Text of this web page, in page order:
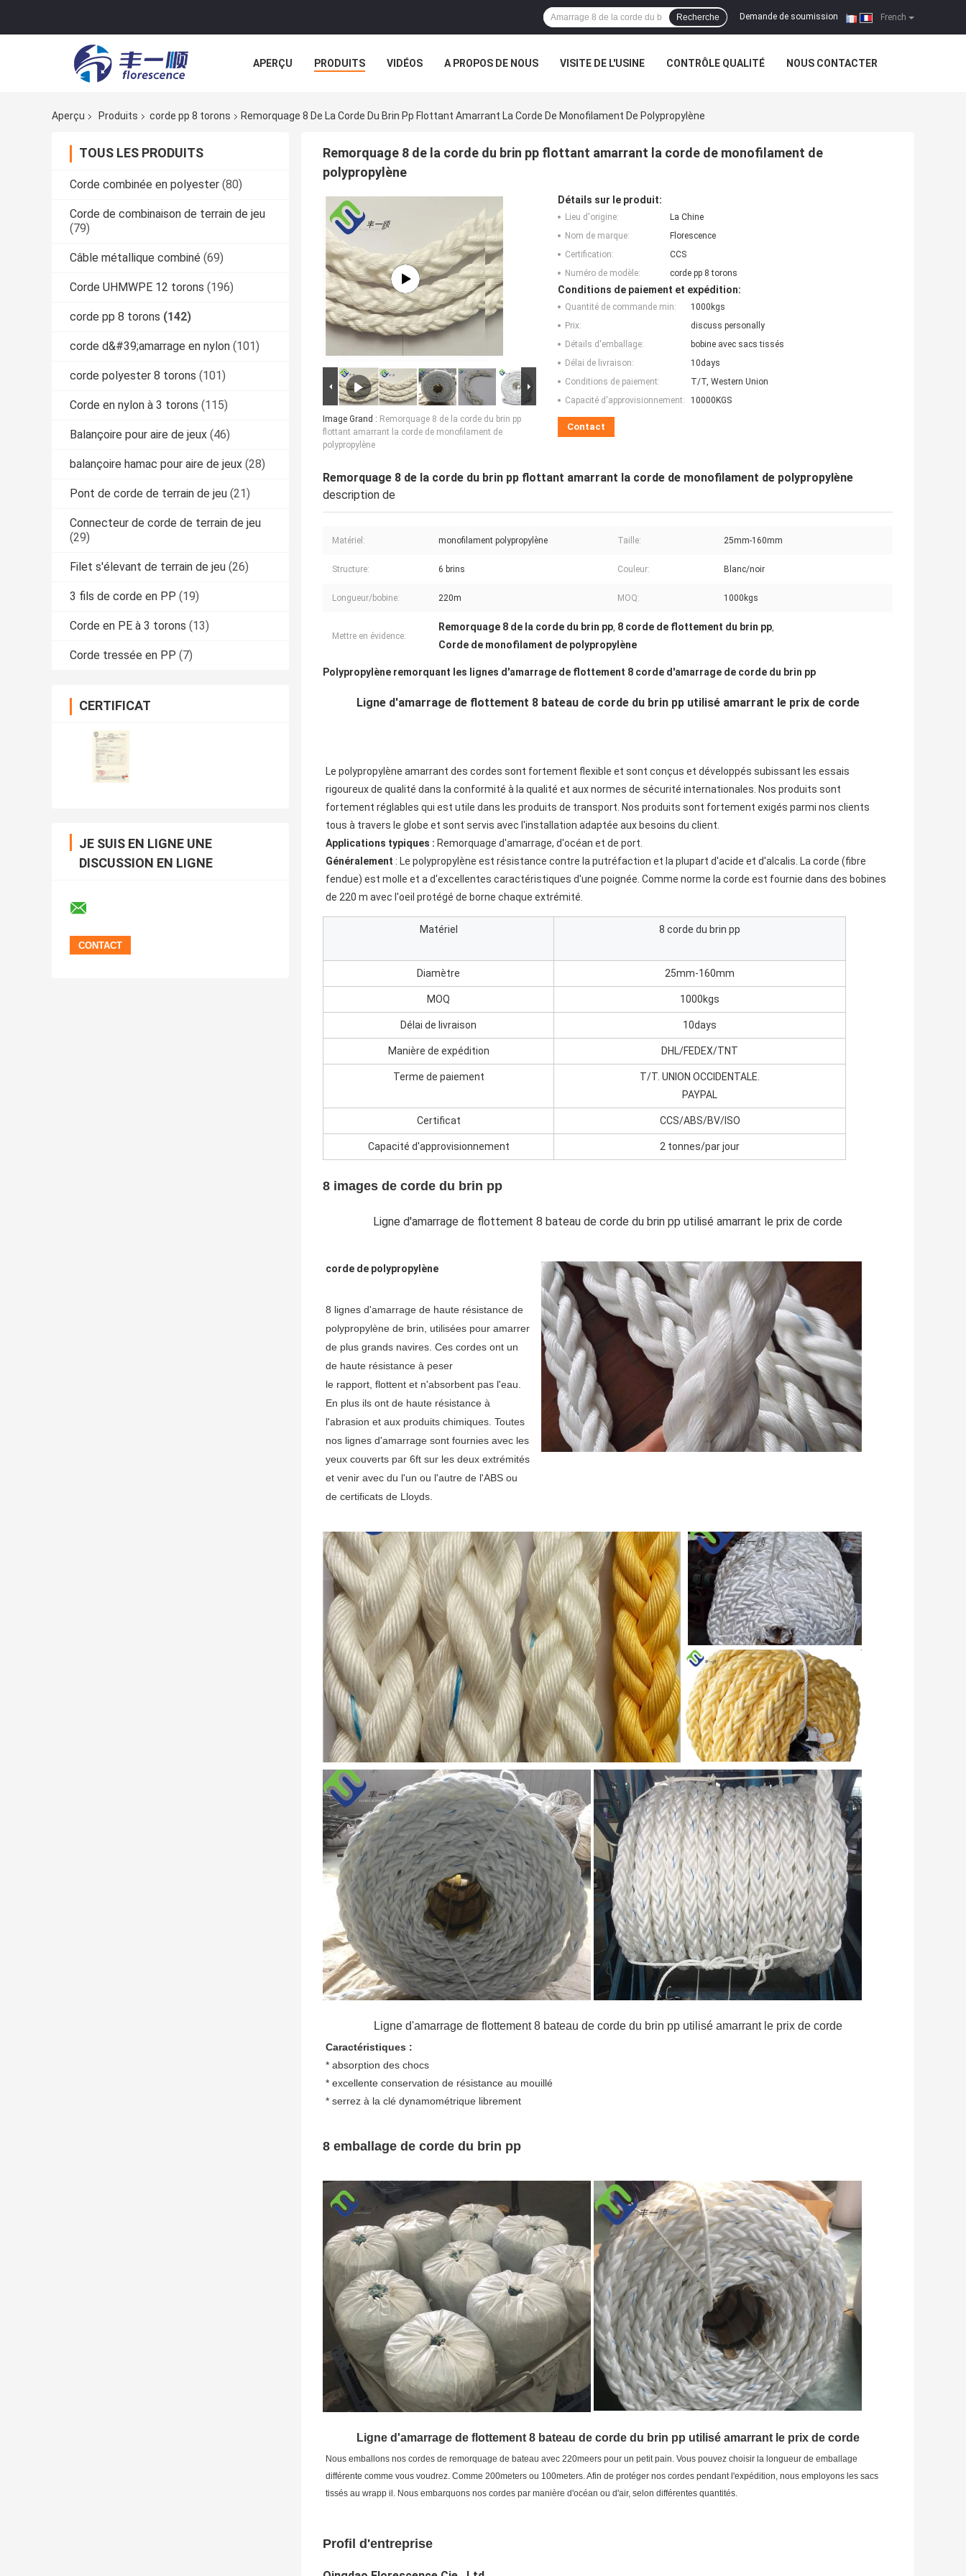
French
Demande de soumission |
Recherche
APERÇU PRODUITS VIDÉOS A PROPOS DE NOUS VISITE DE L'USINE CONTRÔLE QUALITÉ NOUS CONTACTER
Aperçu
Produits corde pp 8 torons Remorquage 8 De La Corde Du Brin Pp Flottant Amarrant La Corde De Monofilament De Polypropylène
TOUS LES PRODUITS
Corde combinée en polyester (80)
Corde de combinaison de terrain de jeu
(79)
Câble métallique combiné (69)
Corde UHMWPE 12 torons (196)
corde pp 8 torons (142)
corde d&#39;amarrage en nylon (101)
corde polyester 8 torons (101)
Corde en nylon à 3 torons (115)
Balançoire pour aire de jeux (46)
balançoire hamac pour aire de jeux (28)
Pont de corde de terrain de jeu (21)
Connecteur de corde de terrain de jeu
(29)
Filet s'élevant de terrain de jeu (26)
3 fils de corde en PP (19)
Corde en PE à 3 torons (13)
Corde tressée en PP (7)
CERTIFICAT
JE SUIS EN LIGNE UNE
DISCUSSION EN LIGNE
Remorquage 8 de la corde du brin pp flottant amarrant la corde de monofilament de
polypropylène
Image Grand : Remorquage 8 de la corde du brin pp
flottant amarrant la corde de monofilament de
polypropylène
Détails sur le produit:
Lieu d'origine:
La Chine
Nom de marque:
Florescence
Certification:
CCS
Numéro de modèle:
corde pp 8 torons
Conditions de paiement et expédition:
Quantité de commande min:
1000kgs
Prix:
discuss personally
Détails d'emballage:
bobine avec sacs tissés
Délai de livraison:
10days
Conditions de paiement:
T/T, Western Union
Capacité d'approvisionnement:
10000KGS
Contact
Remorquage 8 de la corde du brin pp flottant amarrant la corde de monofilament de polypropylène
description de
Matériel: monofilament polypropylène Taille: 25mm-160mm
Structure: 6 brins Couleur: Blanc/noir
Longueur/bobine: 220m MOQ: 1000kgs
Mettre en évidence:
Remorquage 8 de la corde du brin pp, 8 corde de flottement du brin pp,
Corde de monofilament de polypropylène
Polypropylène remorquant les lignes d'amarrage de flottement 8 corde d'amarrage de corde du brin pp
Ligne d'amarrage de flottement 8 bateau de corde du brin pp utilisé amarrant le prix de corde
Le polypropylène amarrant des cordes sont fortement flexible et sont conçus et développés subissant les essais
rigoureux de qualité dans la conformité à la qualité et aux normes de sécurité internationales. Nos produits sont
fortement réglables qui est utile dans les produits de transport. Nos produits sont fortement exigés parmi nos clients
tous à travers le globe et sont servis avec l'installation adaptée aux besoins du client.
Applications typiques : Remorquage d'amarrage, d'océan et de port.
Généralement : Le polypropylène est résistance contre la putréfaction et la plupart d'acide et d'alcalis. La corde (fibre
fendue) est molle et a d'excellentes caractéristiques d'une poignée. Comme norme la corde est fournie dans des bobines
de 220 m avec l'oeil protégé de borne chaque extrémité.
Matériel 8 corde du brin pp
Diamètre 25mm-160mm
MOQ 1000kgs
Délai de livraison 10days
Manière de expédition DHL/FEDEX/TNT
Terme de paiement
T/T. UNION OCCIDENTALE.
PAYPAL
Certificat CCS/ABS/BV/ISO
Capacité d'approvisionnement 2 tonnes/par jour
8 images de corde du brin pp
Ligne d'amarrage de flottement 8 bateau de corde du brin pp utilisé amarrant le prix de corde
corde de polypropylène
8 lignes d'amarrage de haute résistance de
polypropylène de brin, utilisées pour amarrer
de plus grands navires. Ces cordes ont un
de haute résistance à peser
le rapport, flottent et n'absorbent pas l'eau.
En plus ils ont de haute résistance à
l'abrasion et aux produits chimiques. Toutes
nos lignes d'amarrage sont fournies avec les
yeux couverts par 6ft sur les deux extrémités
et venir avec du l'un ou l'autre de l'ABS ou
de certificats de Lloyds.
Ligne d'amarrage de flottement 8 bateau de corde du brin pp utilisé amarrant le prix de corde
Caractéristiques :
* absorption des chocs
* excellente conservation de résistance au mouillé
* serrez à la clé dynamométrique librement
8 emballage de corde du brin pp
Ligne d'amarrage de flottement 8 bateau de corde du brin pp utilisé amarrant le prix de corde
Nous emballons nos cordes de remorquage de bateau avec 220meers pour un petit pain. Vous pouvez choisir la longueur de emballage
différente comme vous voudrez. Comme 200meters ou 100meters. Afin de protéger nos cordes pendant l'expédition, nous employons les sacs
tissés au wrapp il. Nous embarquons nos cordes par manière d'océan ou d'air, selon différentes quantités.
Profil d'entreprise